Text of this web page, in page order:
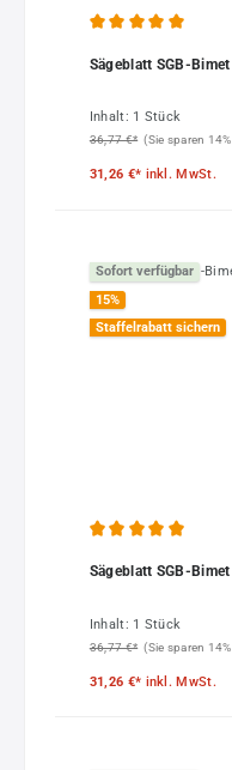
Sägeblatt SGB-
Inhalt: 1 Stück
36,77 €* (Sie sparen
31,26 €* inkl. MwSt.
Sofort verfügbar
15%
Staffelrabatt sichern
Sägeblatt SGB-
Inhalt: 1 Stück
36,77 €* (Sie sparen
31,26 €* inkl. MwSt.